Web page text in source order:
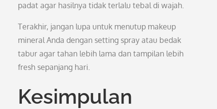
padat agar hasilnya tidak terlalu tebal di wajah.
Terakhir, jangan lupa untuk menutup makeup
mineral Anda dengan setting spray atau bedak
tabur agar tahan lebih lama dan tampilan lebih
fresh sepanjang hari.
Kesimpulan